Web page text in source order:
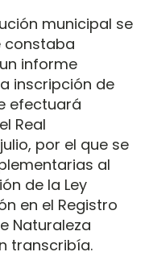
municipal se
constaba
informe
inscripción de
efectuará
Real
por el que se
al
de la Ley
en el Registro
Naturaleza
transcribía.